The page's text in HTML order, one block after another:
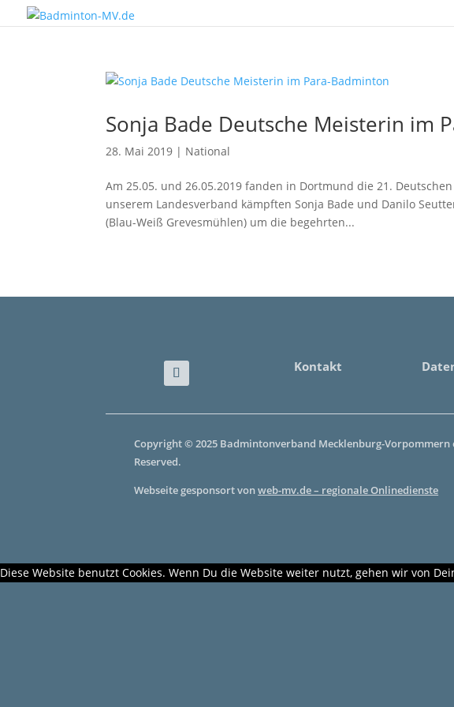
Sonja Bade Deutsche Meisterin im
28. Mai 2019 | National
Am 25.05. und 26.05.2019 fanden in Dortmund die 21.
unserem Landesverband kämpften Sonja Bade und Danilo
(Blau-Weiß Grevesmühlen) um die begehrten...
Kontakt
Copyright © 2025 Badmintonverband Mecklenburg-Vorpommern
Reserved.
Webseite gesponsort vonweb-mv.de – regionale Onlinedienste
Diese Website benutzt Cookies. Wenn Du die Website weiter nutzt, gehen wir von